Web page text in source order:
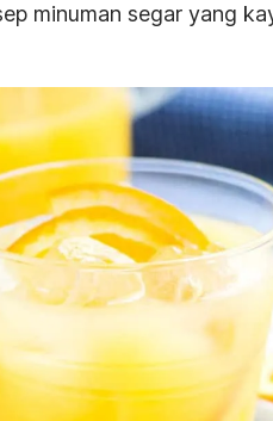
minuman segar yang